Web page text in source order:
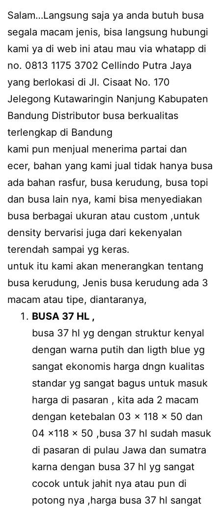
Salam…Langsung saja ya anda butuh busa
segala macam jenis, bisa langsung hubungi
kami ya di web ini atau mau via whatapp di
no. 0813 1175 3702 Cellindo Putra Jaya
yang berlokasi di Jl. Cisaat No. 170
Jelegong Kutawaringin Nanjung Kabupaten
Bandung Distributor busa berkualitas
terlengkap di Bandung
kami pun menjual menerima partai dan
ecer, bahan yang kami jual tidak hanya busa
ada bahan rasfur, busa kerudung, busa topi
dan busa lain nya, kami bisa menyediakan
busa berbagai ukuran atau custom ,untuk
density bervarisi juga dari kekenyalan
terendah sampai yg keras.
untuk itu kami akan menerangkan tentang
busa kerudung, Jenis busa kerudung ada 3
macam atau tipe, diantaranya,
BUSA 37 HL ,
busa 37 hl yg dengan struktur kenyal
dengan warna putih dan ligth blue yg
sangat ekonomis harga dngn kualitas
standar yg sangat bagus untuk masuk
harga di pasaran , kita ada 2 macam
dengan ketebalan 03 x 118 x 50 dan
04 x118 x 50 ,busa 37 hl sudah masuk
di pasaran di pulau Jawa dan sumatra
karna dengan busa 37 hl yg sangat
cocok untuk jahit nya atau pun di
potong nya ,harga busa 37 hl sangat